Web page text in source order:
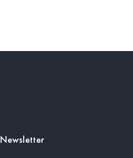
Newsletter